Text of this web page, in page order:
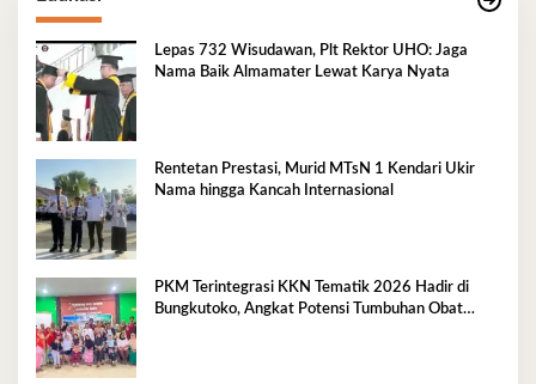
Lepas 732 Wisudawan, Plt Rektor UHO: Jaga
Nama Baik Almamater Lewat Karya Nyata
Rentetan Prestasi, Murid MTsN 1 Kendari Ukir
Nama hingga Kancah Internasional
PKM Terintegrasi KKN Tematik 2026 Hadir di
Bungkutoko, Angkat Potensi Tumbuhan Obat